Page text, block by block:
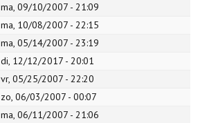
ma, 09/10/2007 - 21:09
ma, 10/08/2007 - 22:15
ma, 05/14/2007 - 23:19
di, 12/12/2017 - 20:01
vr, 05/25/2007 - 22:20
zo, 06/03/2007 - 00:07
ma, 06/11/2007 - 21:06